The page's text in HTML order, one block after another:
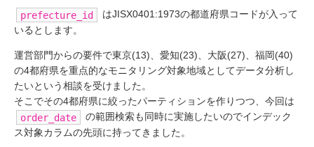
prefecture_id
はJISX0401:1973の都道府県コードが入って
いるとします。
運営部門からの要件で東京(13)、愛知(23)、大阪(27)、福岡(40)
の4都府県を重点的なモニタリング対象地域としてデータ分析し
たいという相談を受けました。
そこでその4都府県に絞ったパーティションを作りつつ、今回は
order_date
の範囲検索も同時に実施したいのでインデック
ス対象カラムの先頭に持ってきました。